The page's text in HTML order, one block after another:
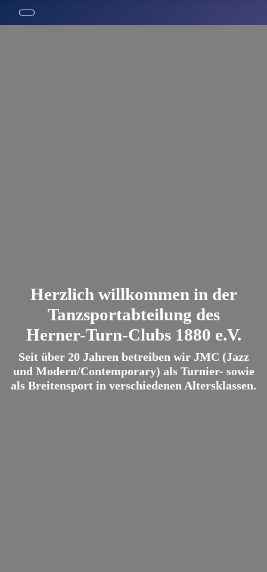
Herzlich willkommen in der
Tanzsportabteilung des
Herner-Turn-Clubs 1880 e.V.
Seit über 20 Jahren betreiben wir JMC (Jazz
und Modern/Contemporary) als Turnier- sowie
als Breitensport in verschiedenen Altersklassen.